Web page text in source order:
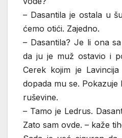
– Dasantila je ostala u
ćemo otići. Zajedno.
– Dasantila? Je li ona
da ju je muž ostavio i
Cerek kojim je
dopada mu se.
ruševine.
– Tamo je Ledrus.
Zato sam ovde. – kaže